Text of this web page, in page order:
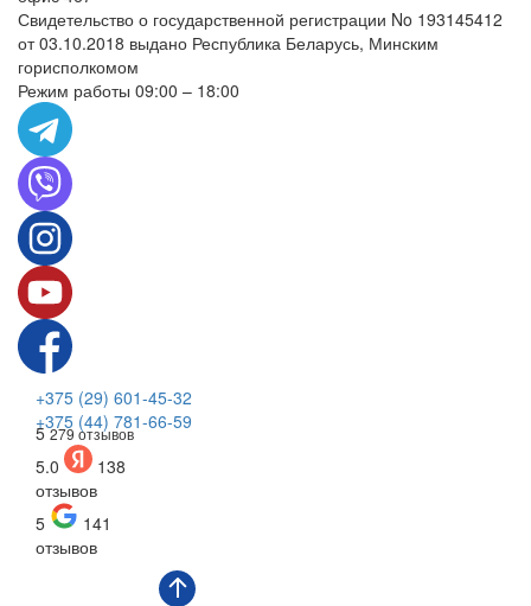
Свидетельство о государственной регистрации No 193145412
от 03.10.2018 выдано Республика Беларусь, Минским
горисполкомом
Режим работы 09:00 – 18:00
+375 (29) 601-45-32
+375 (44) 781-66-59
5 279 отзывов
5.0
138
отзывов
5
141
отзывов